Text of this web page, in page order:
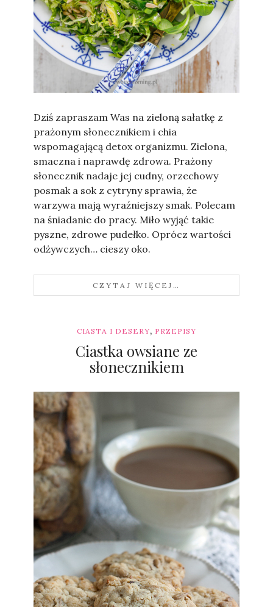
Sylwia
Dziś zapraszam Was na zieloną sałatkę z
prażonym słonecznikiem i chia
wspomagającą detox organizmu. Zielona,
smaczna i naprawdę zdrowa. Prażony
słonecznik nadaje jej cudny, orzechowy
posmak a sok z cytryny sprawia, że
warzywa mają wyraźniejszy smak. Polecam
na śniadanie do pracy. Miło wyjąć takie
pyszne, zdrowe pudełko. Oprócz wartości
odżywczych… cieszy oko.
CZYTAJ WIĘCEJ…
CIASTA I DESERY, PRZEPISY
Ciastka owsiane ze
słonecznikiem